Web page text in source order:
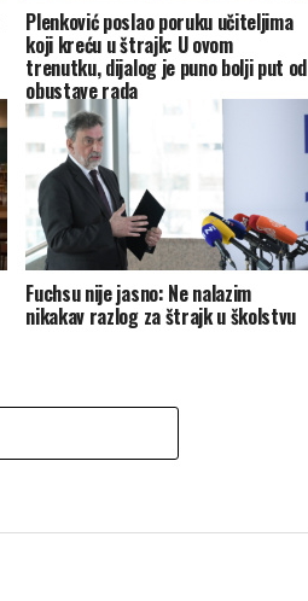
Plenković poslao poruku učiteljima
koji kreću u štrajk: U ovom
trenutku, dijalog je puno bolji put od
obustave rada
Fuchsu nije jasno: Ne nalazim
nikakav razlog za štrajk u školstvu